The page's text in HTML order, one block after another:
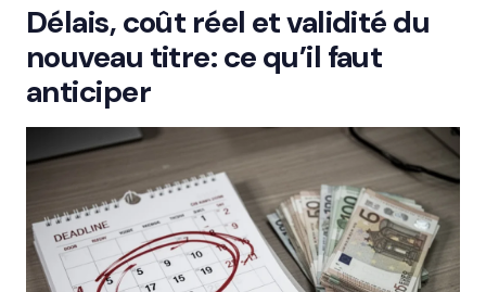
Délais, coût réel et validité du
nouveau titre: ce qu’il faut
anticiper